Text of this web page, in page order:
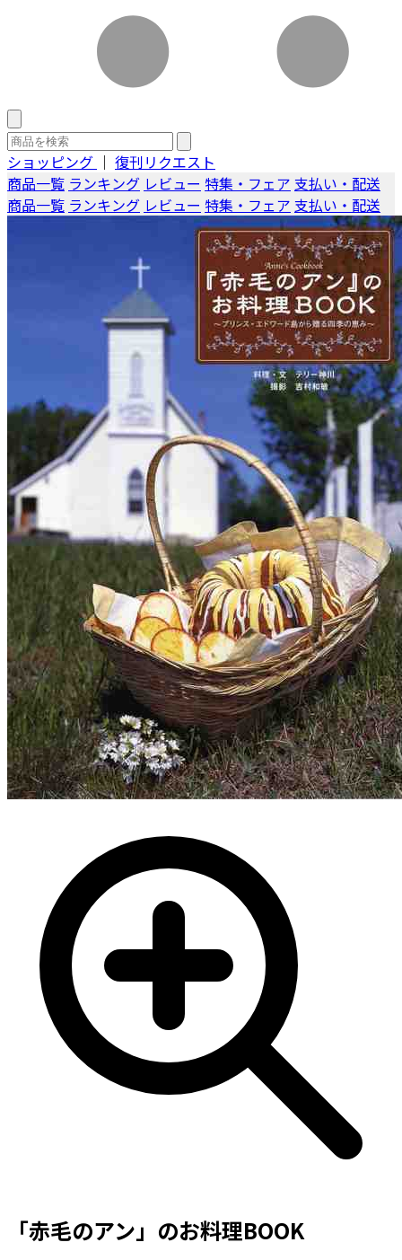
ショッピング ｜ 復刊リクエスト
商品一覧 ランキング レビュー 特集・フェア 支払い・配送
商品一覧 ランキング レビュー 特集・フェア 支払い・配送
「赤毛のアン」のお料理BOOK